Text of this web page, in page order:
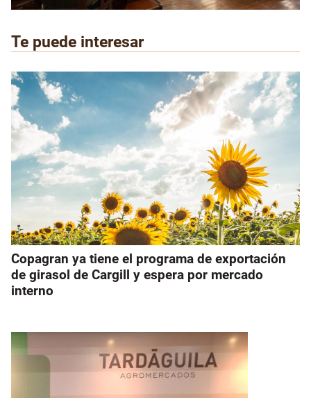
Te puede interesar
Copagran ya tiene el programa de exportación
de girasol de Cargill y espera por mercado
interno